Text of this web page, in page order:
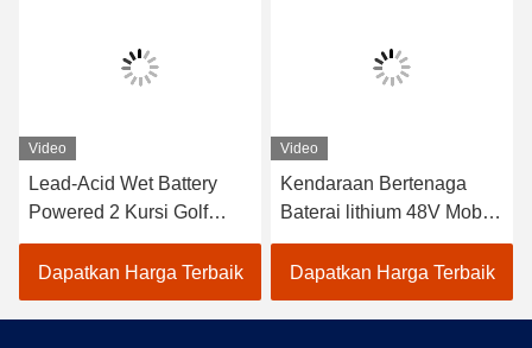
Video
Lead-Acid Wet Battery
Powered 2 Kursi Golf
Carts / Electric Buggy Car
Golf
Dapatkan Harga Terbaik
Video
Kendaraan Bertenaga
Baterai lithium 48V Mobil
Golf Listrik EXCAR
A1S6+2 Putih
Dapatkan Harga Terbaik